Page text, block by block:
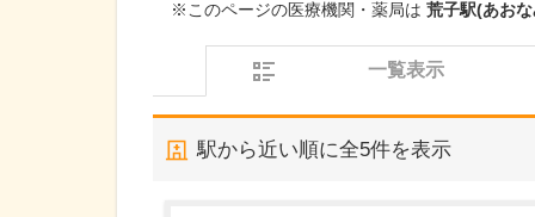
※このページの医療機関・薬局は 荒子駅(あお
一覧表示
駅から近い順に全5件を表示